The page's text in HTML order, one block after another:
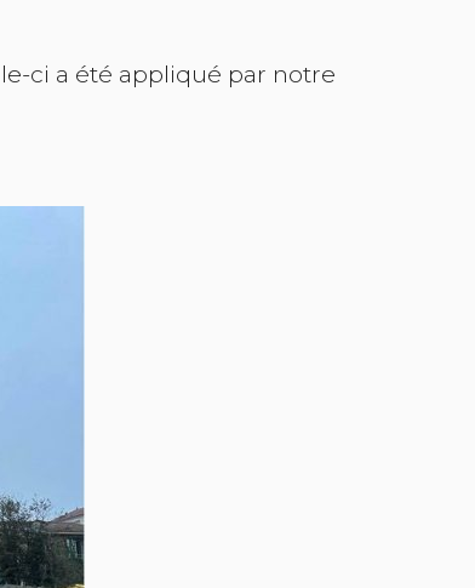
ci a été appliqué par notre